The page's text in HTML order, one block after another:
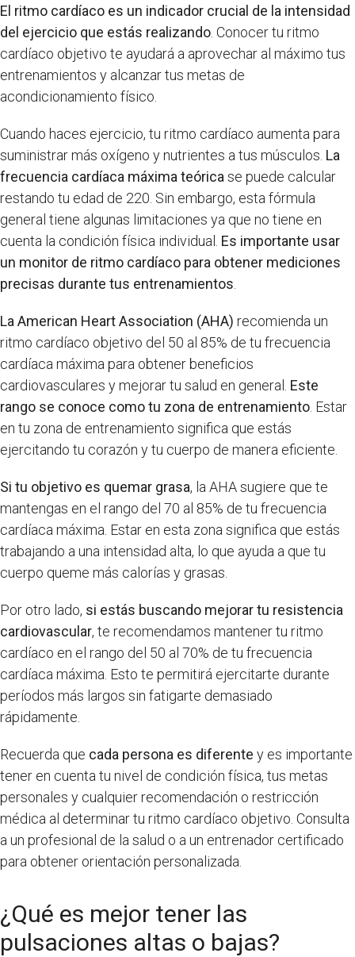
El ritmo cardíaco es un indicador crucial de la intensidad
del ejercicio que estás realizando . Conocer tu ritmo
cardíaco objetivo te ayudará a aprovechar al máximo tus
entrenamientos y alcanzar tus metas de
acondicionamiento físico.
Cuando haces ejercicio, tu ritmo cardíaco aumenta para
suministrar más oxígeno y nutrientes a tus músculos. La
frecuencia cardíaca máxima teórica se puede calcular
restando tu edad de 220. Sin embargo, esta fórmula
general tiene algunas limitaciones ya que no tiene en
cuenta la condición física individual. Es importante usar
un monitor de ritmo cardíaco para obtener mediciones
precisas durante tus entrenamientos
La American Heart Association (AHA) recomienda un
ritmo cardíaco objetivo del 50 al 85% de tu frecuencia
cardíaca máxima para obtener beneficios
cardiovasculares y mejorar tu salud en general. Este
rango se conoce como tu zona de entrenamiento . Estar
en tu zona de entrenamiento significa que estás
ejercitando tu corazón y tu cuerpo de manera eficiente.
Si tu objetivo es quemar grasa, la AHA sugiere que te
mantengas en el rango del 70 al 85% de tu frecuencia
cardíaca máxima. Estar en esta zona significa que estás
trabajando a una intensidad alta, lo que ayuda a que tu
cuerpo queme más calorías y grasas.
Por otro lado, si estás buscando mejorar tu resistencia
cardiovascular, te recomendamos mantener tu ritmo
cardíaco en el rango del 50 al 70% de tu frecuencia
cardíaca máxima. Esto te permitirá ejercitarte durante
períodos más largos sin fatigarte demasiado
rápidamente.
Recuerda que cada persona es diferente y es importante
tener en cuenta tu nivel de condición física, tus metas
personales y cualquier recomendación o restricción
médica al determinar tu ritmo cardíaco objetivo. Consulta
a un profesional de la salud o a un entrenador certificado
para obtener orientación personalizada.
¿Qué es mejor tener las
pulsaciones altas o bajas?